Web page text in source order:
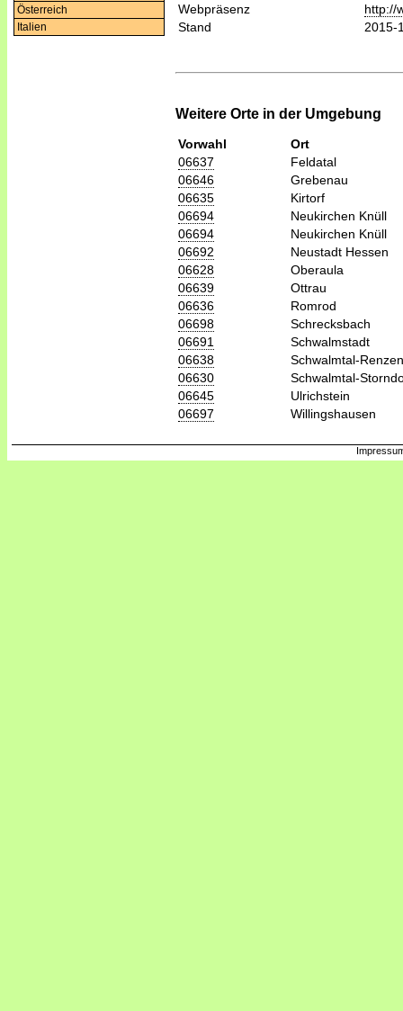
Österreich
Italien
Webpräsenz
http://
Stand
2015-
Weitere Orte in der Umgebung
Vorwahl
Ort
06637
Feldatal
06646
Grebenau
06635
Kirtorf
06694
Neukirchen Knüll
06694
Neukirchen Knüll
06692
Neustadt Hessen
06628
Oberaula
06639
Ottrau
06636
Romrod
06698
Schrecksbach
06691
Schwalmstadt
06638
Schwalmtal-
06630
Schwalmtal-
06645
Ulrichstein
06697
Willingshausen